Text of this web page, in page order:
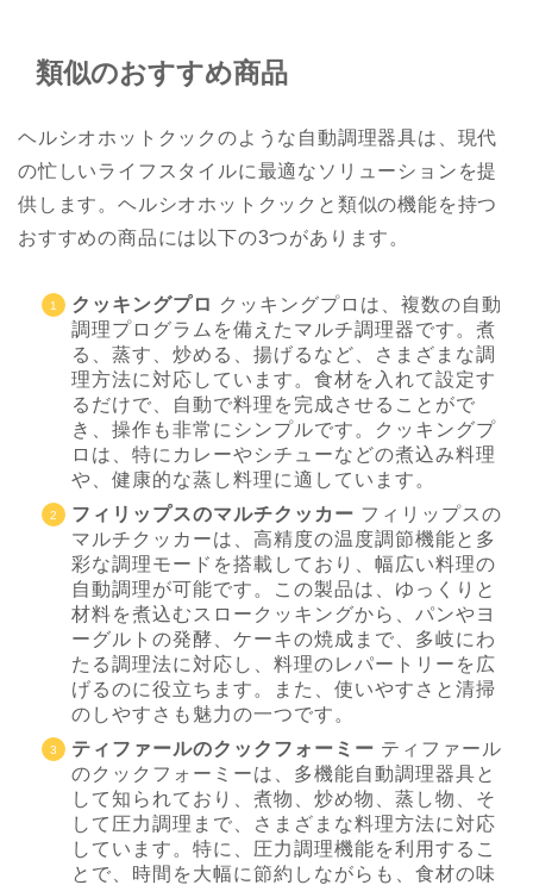
類似のおすすめ商品
ヘルシオホットクックのような自動調理器具は、現代
の忙しいライフスタイルに最適なソリューションを提
供します。ヘルシオホットクックと類似の機能を持つ
おすすめの商品には以下の3つがあります。
クッキングプロ クッキングプロは、複数の自動
調理プログラムを備えたマルチ調理器です。煮
る、蒸す、炒める、揚げるなど、さまざまな調
理方法に対応しています。食材を入れて設定す
るだけで、自動で料理を完成させることがで
き、操作も非常にシンプルです。クッキングプ
ロは、特にカレーやシチューなどの煮込み料理
や、健康的な蒸し料理に適しています。
フィリップスのマルチクッカー フィリップスの
マルチクッカーは、高精度の温度調節機能と多
彩な調理モードを搭載しており、幅広い料理の
自動調理が可能です。この製品は、ゆっくりと
材料を煮込むスロークッキングから、パンやヨ
ーグルトの発酵、ケーキの焼成まで、多岐にわ
たる調理法に対応し、料理のレパートリーを広
げるのに役立ちます。また、使いやすさと清掃
のしやすさも魅力の一つです。
ティファールのクックフォーミー ティファール
のクックフォーミーは、多機能自動調理器具と
して知られており、煮物、炒め物、蒸し物、そ
して圧力調理まで、さまざまな料理方法に対応
しています。特に、圧力調理機能を利用するこ
とで、時間を大幅に節約しながらも、食材の味